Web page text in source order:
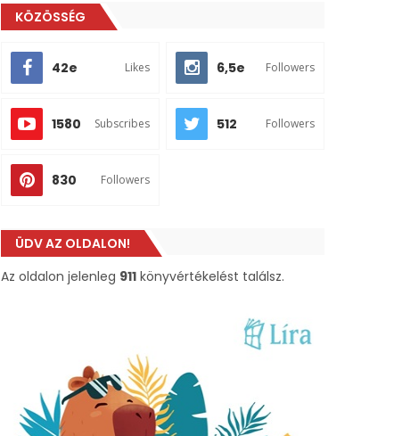
KÖZÖSSÉG
42e Likes 6,5e Followers
1580 Subscribes 512 Followers
830 Followers
ÜDV AZ OLDALON!
Az oldalon jelenleg 911 könyvértékelést találsz.